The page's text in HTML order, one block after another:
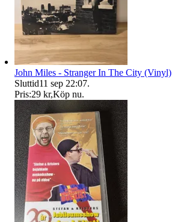
John Miles - Stranger In The City (Vinyl)
Sluttid11 sep 22:07.
Pris:29 kr,Köp nu.